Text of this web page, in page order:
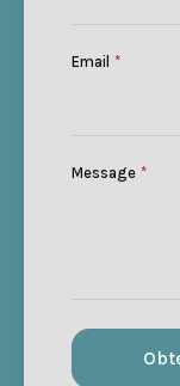
Email *
Message *